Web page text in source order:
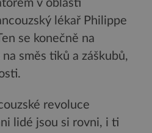
v oblasti
lékař Philippe
se konečně na
směs tiků a záškubů,
revoluce
lidé jsou si rovni, i ti